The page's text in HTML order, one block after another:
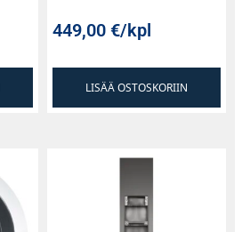
449,00€/kpl
LISÄÄ OSTOSKORIIN